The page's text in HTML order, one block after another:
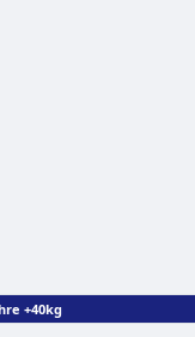
+40kg